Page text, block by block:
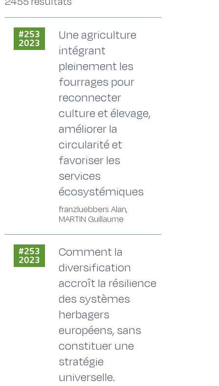
#253
2023
Une agriculture
intégrant
pleinement les
fourrages pour
reconnecter
culture et élevage,
améliorer la
circularité et
favoriser les
services
écosystémiques
franzluebbers Alan,
MARTIN Guillaume
#253
2023
Comment la
diversification
accroît la résilience
des systèmes
herbagers
européens, sans
constituer une
stratégie
universelle.